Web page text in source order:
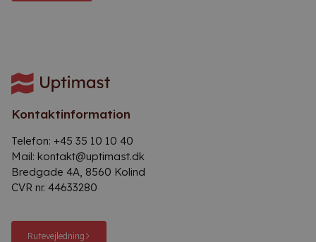
Kontaktinformation
Telefon: +45 35 10 10 40
Mail: kontakt@uptimast.dk
Bredgade 4A, 8560 Kolind
CVR nr. 44633280
Rutevejledning